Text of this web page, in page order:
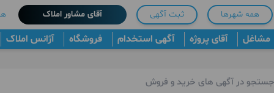
همه شهرها ثبت آگهی آقای مشاور املاک
مشاغل آقای پروژه آگهی استخدام فروشگاه آژانس املاک